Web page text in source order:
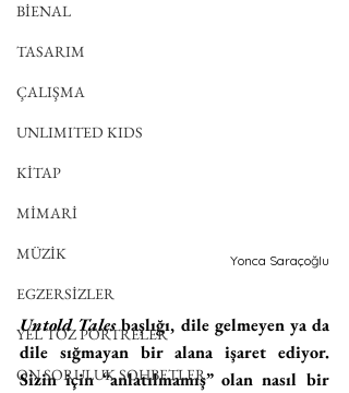
BİENAL
TASARIM
ÇALIŞMA
UNLIMITED KIDS
KİTAP
MİMARİ
MÜZİK
EGZERSİZLER
YEL TOZ PORTRELER
ON SORULUK SOHBETLER
Yonca Saraçoğlu
Untold Tales başlığı, dile gelmeyen ya da
dile sığmayan bir alana işaret ediyor.
Sizin için “anlatılmamış” olan nasıl bir